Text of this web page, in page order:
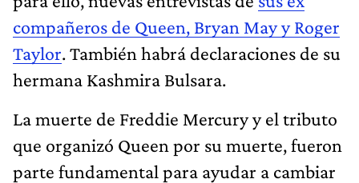
compañeros de Queen, Bryan May y Roger
Taylor. También habrá declaraciones de su
hermana Kashmira Bulsara.
La muerte de Freddie Mercury y el tributo
que organizó Queen por su muerte, fueron
parte fundamental para ayudar a cambiar